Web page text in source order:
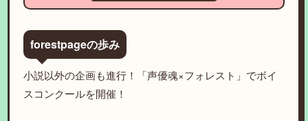
forestpageの歩み
小説以外の企画も進行！「声優魂×フォレスト」でボイ
スコンクールを開催！